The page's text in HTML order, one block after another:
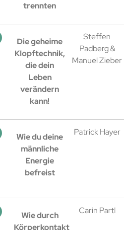
trennten
Die geheime
Klopftechnik,
die dein
Leben
verändern
kann!
Steffen
Padberg &
Manuel Zieber
Wie du deine
männliche
Energie
befreist
Patrick Hayer
Wie durch
Körperkontakt
Carin Partl